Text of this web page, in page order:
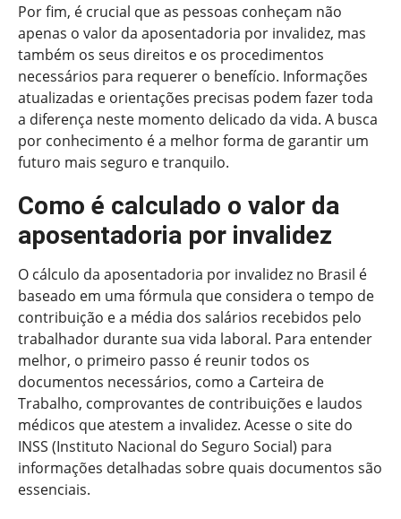
Por fim, é crucial que as pessoas conheçam não
apenas o valor da aposentadoria por invalidez, mas
também os seus direitos e os procedimentos
necessários para requerer o benefício. Informações
atualizadas e orientações precisas podem fazer toda
a diferença neste momento delicado da vida. A busca
por conhecimento é a melhor forma de garantir um
futuro mais seguro e tranquilo.
Como é calculado o valor da
aposentadoria por invalidez
O cálculo da aposentadoria por invalidez no Brasil é
baseado em uma fórmula que considera o tempo de
contribuição e a média dos salários recebidos pelo
trabalhador durante sua vida laboral. Para entender
melhor, o primeiro passo é reunir todos os
documentos necessários, como a Carteira de
Trabalho, comprovantes de contribuições e laudos
médicos que atestem a invalidez. Acesse o site do
INSS (Instituto Nacional do Seguro Social) para
informações detalhadas sobre quais documentos são
essenciais.